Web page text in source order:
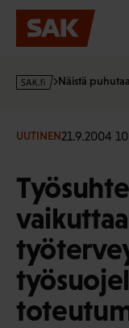
Hyppää
sisältöön
s
·
Näistä
UUTINEN21.9.2004
vaikuttaa